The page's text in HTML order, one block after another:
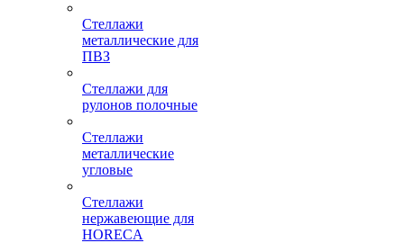
Стеллажи
металлические для
ПВЗ
Стеллажи для
рулонов полочные
Стеллажи
металлические
угловые
Стеллажи
нержавеющие для
HORECA